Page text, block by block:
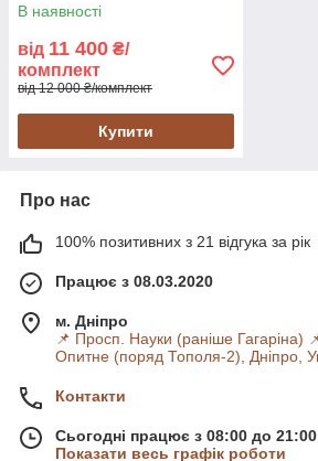
В наявності
від 11 400 ₴/
комплект
від 12 000 ₴/комплект
Купити
Про нас
100% позитивних з 21 відгука за рік
Працює з 08.03.2020
м. Дніпро
📌 Просп. Науки (раніше Гагаріна)
Опитне (поряд Тополя-2), Дніпро,
Контакти
Сьогодні працює з 08:00 до 21:00
Показати весь графік роботи